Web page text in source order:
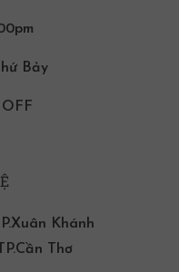
Bảy
Khánh
Thơ